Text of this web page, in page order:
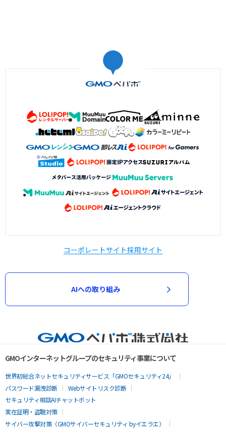
コーポレートサイト採用サイト
AIへの取り組み
GMOインターネットグループのセキュリティ事業について
世界初総合ネットセキュリティサービス「GMOセキュリティ24」
パスワード漏洩診断
Webサイトリスク診断
セキュリティ相談AIチャットボット
実在証明・盗聴対策
サイバー攻撃対策（GMOサイバーセキュリティ byイエラエ）